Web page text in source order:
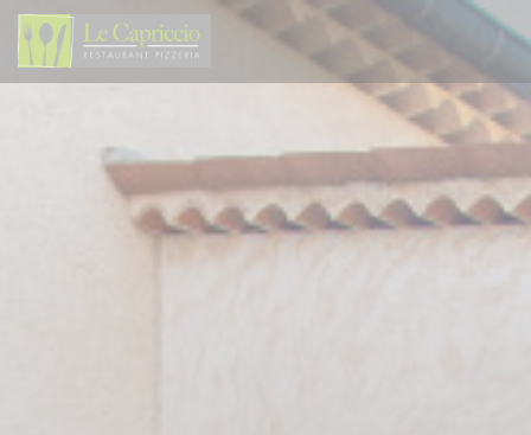
Personnalisation de vos choix en matière de cookies